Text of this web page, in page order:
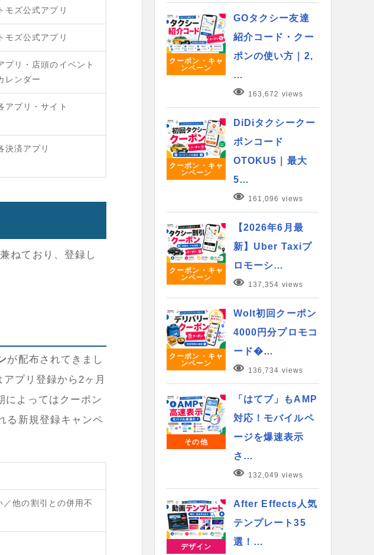
トモズ公式アプリ
トモズ公式アプリ
プリ・店頭のイベント
レンダー
アプリ・サイト
決済アプリ
ねており、登録し
が配布されてきまし
プリ登録から2ヶ月
によってはクーポン
る新規登録キャンペ
他の割引との併用不
クーポン・キャ
ンペーン
GOタクシー友達
紹介コード・クー
ポンの使い方｜2,
…
163,672 views
クーポン・キャ
ンペーン
DiDiタクシークー
ポンコード
OTOKU5｜最大
5…
161,096 views
クーポン・キャ
ンペーン
【2026年6月最
新】Uber Taxiプ
ロモーシ…
137,354 views
クーポン・キャ
ンペーン
Wolt初回クーポン
4000円分プロモコ
ード�…
136,734 views
その他
「はてブ」もAMP
対応！モバイルペ
ージを爆速表示
さ…
132,049 views
デザイン
After Effects人気
テンプレート35
選！…